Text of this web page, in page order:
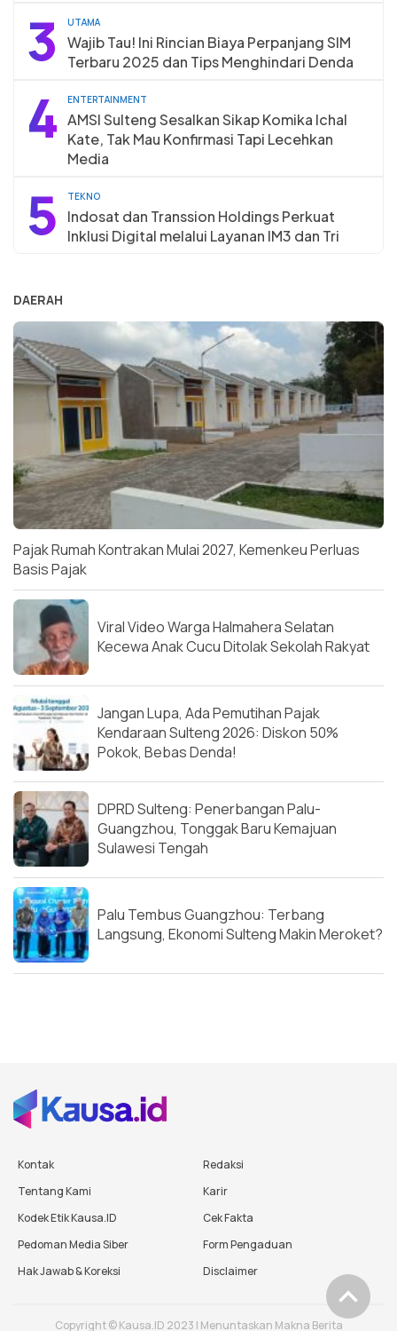
3 UTAMA
Wajib Tau! Ini Rincian Biaya Perpanjang SIM
Terbaru 2025 dan Tips Menghindari Denda
4 ENTERTAINMENT
AMSI Sulteng Sesalkan Sikap Komika Ichal
Kate, Tak Mau Konfirmasi Tapi Lecehkan
Media
5 TEKNO
Indosat dan Transsion Holdings Perkuat
Inklusi Digital melalui Layanan IM3 dan Tri
DAERAH
Pajak Rumah Kontrakan Mulai 2027, Kemenkeu Perluas
Basis Pajak
Viral Video Warga Halmahera Selatan
Kecewa Anak Cucu Ditolak Sekolah Rakyat
Jangan Lupa, Ada Pemutihan Pajak
Kendaraan Sulteng 2026: Diskon 50%
Pokok, Bebas Denda!
DPRD Sulteng: Penerbangan Palu-
Guangzhou, Tonggak Baru Kemajuan
Sulawesi Tengah
Palu Tembus Guangzhou: Terbang
Langsung, Ekonomi Sulteng Makin Meroket?
Kontak
Redaksi
Tentang Kami
Karir
Kodek Etik Kausa.ID
Cek Fakta
Pedoman Media Siber
Form Pengaduan
Hak Jawab & Koreksi
Disclaimer
Copyright © Kausa.ID 2023 | Menuntaskan Makna Berita